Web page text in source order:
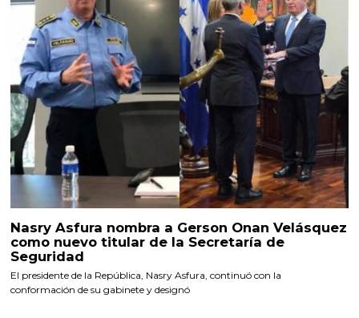
Nasry Asfura nombra a Gerson Onan Velásquez
como nuevo titular de la Secretaría de
Seguridad
El presidente de la República, Nasry Asfura, continuó con la
conformación de su gabinete y designó